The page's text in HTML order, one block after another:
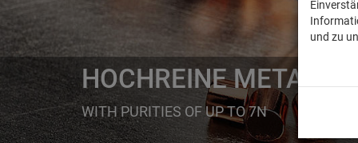
HOCHREINE METALLE
WITH PURITIES OF UP TO 7N
und zu